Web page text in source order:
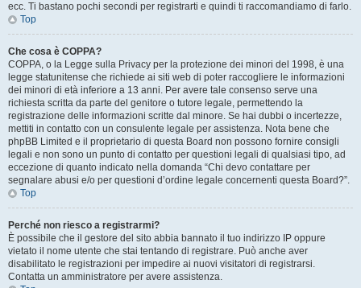
ecc. Ti bastano pochi secondi per registrarti e quindi ti raccomandiamo di farlo.
Top
Che cosa è COPPA?
COPPA, o la Legge sulla Privacy per la protezione dei minori del 1998, è una
legge statunitense che richiede ai siti web di poter raccogliere le informazioni
dei minori di età inferiore a 13 anni. Per avere tale consenso serve una
richiesta scritta da parte del genitore o tutore legale, permettendo la
registrazione delle informazioni scritte dal minore. Se hai dubbi o incertezze,
mettiti in contatto con un consulente legale per assistenza. Nota bene che
phpBB Limited e il proprietario di questa Board non possono fornire consigli
legali e non sono un punto di contatto per questioni legali di qualsiasi tipo, ad
eccezione di quanto indicato nella domanda “Chi devo contattare per
segnalare abusi e/o per questioni d’ordine legale concernenti questa Board?”.
Top
Perché non riesco a registrarmi?
È possibile che il gestore del sito abbia bannato il tuo indirizzo IP oppure
vietato il nome utente che stai tentando di registrare. Può anche aver
disabilitato le registrazioni per impedire ai nuovi visitatori di registrarsi.
Contatta un amministratore per avere assistenza.